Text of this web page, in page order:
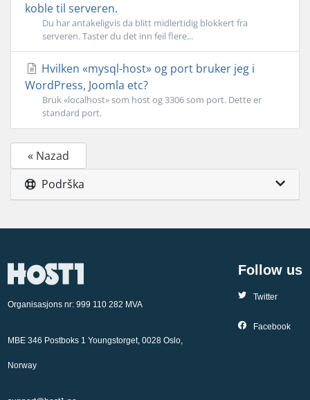
koble til serveren.
Du har antakeligvis da blitt midlertidig blokkert fra
serveren. Taster du det inn feil flere...
Hvilken «mysql-host» og port bruker jeg i
WordPress, Joomla etc?
Bruk «localhost» som host og 3306 som port. Dette er
standard port.
« Nazad
Podrška
Organisasjons nr: 999 110 282 MVA
MBE 346 Postboks 1 Youngstorget, 0028 Oslo,
Norway
Follow us
Twitter
Facebook